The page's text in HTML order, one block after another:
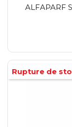
ALFAPARF
Rupture de